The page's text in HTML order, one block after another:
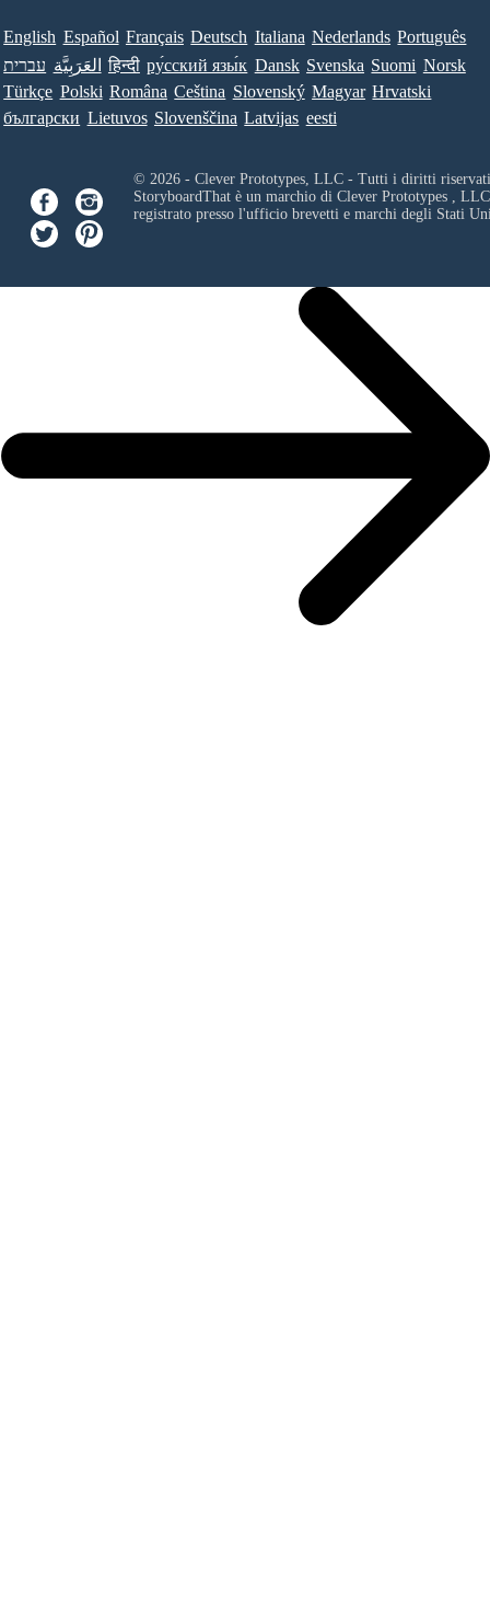
English Español Français Deutsch Italiana Nederlands Português
עברית العَرَبِيَّة हिन्दी ру́сский язы́к Dansk Svenska Suomi Norsk
Türkçe Polski Româna Ceština Slovenský Magyar Hrvatski
български Lietuvos Slovenščina Latvijas eesti
© 2026 - Clever Prototypes, LLC - Tutti i diritti
StoryboardThat è un marchio di Clever Prototypes , LLC
registrato presso l'ufficio brevetti e marchi degli Stati